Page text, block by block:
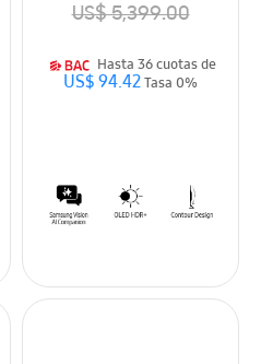
US$ 5,399.00
Hasta 36 cuotas de
US$ 94.42Tasa 0%